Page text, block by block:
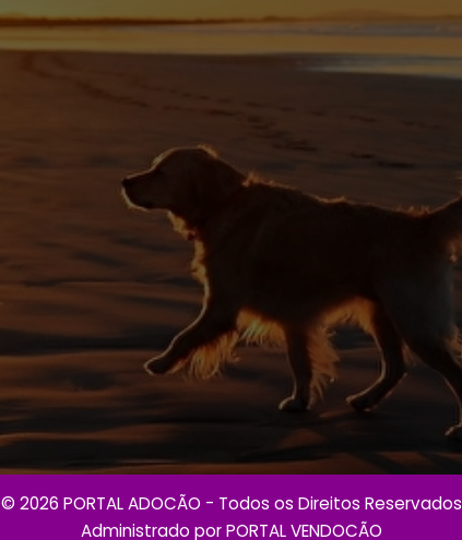
© 2026 PORTAL ADOCÃO - Todos os Direitos Reservados
Administrado porPORTAL VENDOCÃO